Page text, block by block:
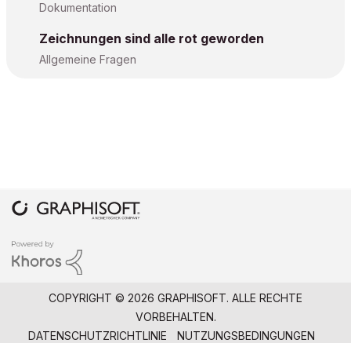
Dokumentation
Zeichnungen sind alle rot geworden
Allgemeine Fragen
COPYRIGHT © 2026 GRAPHISOFT. ALLE RECHTE
VORBEHALTEN.
DATENSCHUTZRICHTLINIE
NUTZUNGSBEDINGUNGEN